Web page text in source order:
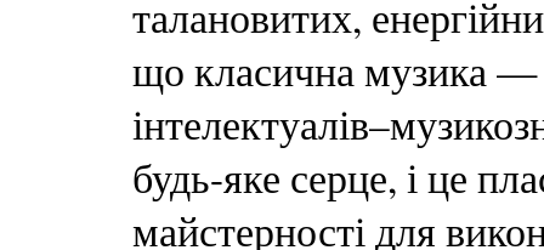
талановитих,
що класична музика —
будь-яке серце, і це
майстерності для